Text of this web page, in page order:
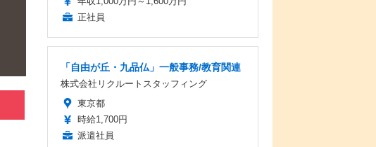
正社員
「自由が丘・九品仏」一般事務/教育関連
株式会社リクルートスタッフィング
東京都
時給1,700円
派遣社員